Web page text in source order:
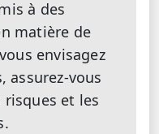
à des
matière de
envisagez
assurez-vous
et les